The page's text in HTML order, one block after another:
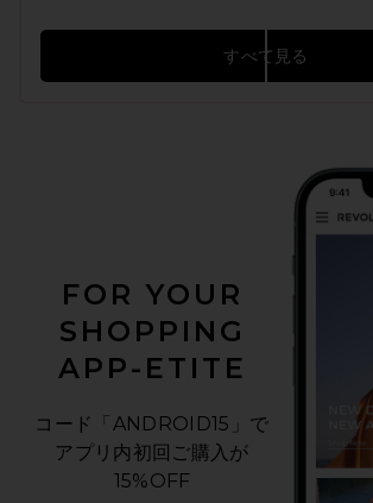
すべて見る
FOR YOUR
SHOPPING
APP-ETITE
コード「ANDROID15」で
アプリ内初回ご購入が
15%OFF